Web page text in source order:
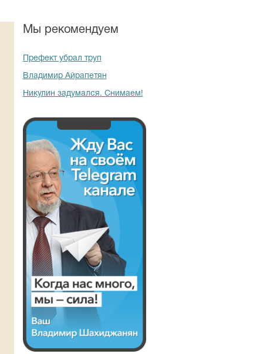
Мы рекомендуем
Префект убрал труп
Владимир Айрапетян
Никулин задумался. Снимаем!